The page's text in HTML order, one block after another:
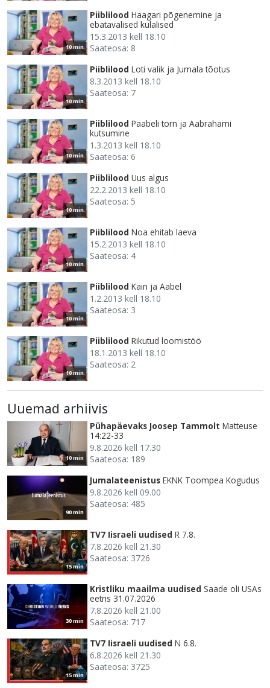
10 min
Piiblilood Haagari põgenemine ja
ebatavalised külalised
15.3.2013 kell 18.10
Saateosa: 8
10 min
Piiblilood Loti valik ja Jumala tõotus
8.3.2013 kell 18.10
Saateosa: 7
10 min
Piiblilood Paabeli torn ja Aabrahami
kutsumine
1.3.2013 kell 18.10
Saateosa: 6
10 min
Piiblilood Uus algus
22.2.2013 kell 18.10
Saateosa: 5
10 min
Piiblilood Noa ehitab laeva
15.2.2013 kell 18.10
Saateosa: 4
10 min
Piiblilood Kain ja Aabel
1.2.2013 kell 18.10
Saateosa: 3
10 min
Piiblilood Rikutud loomistöö
18.1.2013 kell 18.10
Saateosa: 2
Uuemad arhiivis
10 min
Pühapäevaks Joosep Tammolt Matteuse
14:22-33
9.8.2026 kell 17.30
Saateosa: 189
90 min
Jumalateenistus EKNK Toompea Kogudus
9.8.2026 kell 09.00
Saateosa: 485
15 min
TV7 Iisraeli uudised R 7.8.
7.8.2026 kell 21.30
Saateosa: 3726
30 min
Kristliku maailma uudised Saade oli USAs
eetris 31.07.2026
7.8.2026 kell 21.00
Saateosa: 717
15 min
TV7 Iisraeli uudised N 6.8.
6.8.2026 kell 21.30
Saateosa: 3725